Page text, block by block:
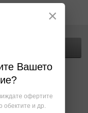
×
Вашето
офертите
обектите и др.